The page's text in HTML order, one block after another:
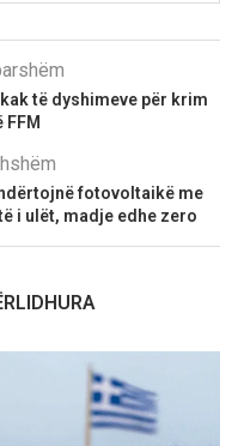
të dyshimeve për krim
FFM
fotovoltaikë me
i ulët, madje edhe zero